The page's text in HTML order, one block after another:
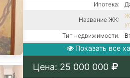
Ипотека:
Название ЖК:
Тип недвижимости:
Кол-во комнат:
Вид из окон:
Показать все
Цена: 25 000 000